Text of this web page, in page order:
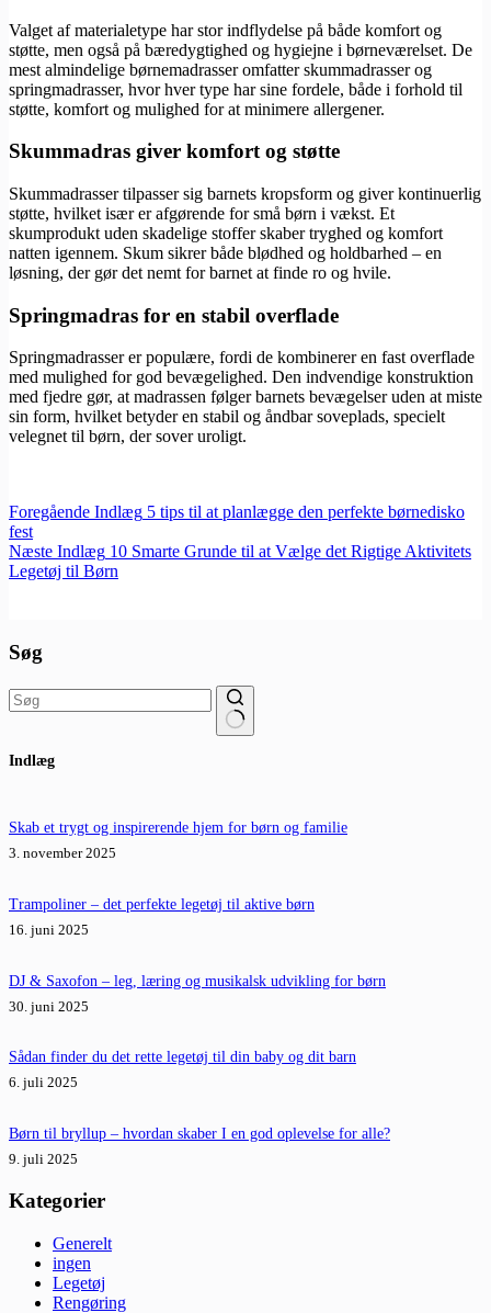
Valget af materialetype har stor indflydelse på både komfort og
støtte, men også på bæredygtighed og hygiejne i børneværelset. De
mest almindelige børnemadrasser omfatter skummadrasser og
springmadrasser, hvor hver type har sine fordele, både i forhold til
støtte, komfort og mulighed for at minimere allergener.
Skummadras giver komfort og støtte
Skummadrasser tilpasser sig barnets kropsform og giver kontinuerlig
støtte, hvilket især er afgørende for små børn i vækst. Et
skumprodukt uden skadelige stoffer skaber tryghed og komfort
natten igennem. Skum sikrer både blødhed og holdbarhed – en
løsning, der gør det nemt for barnet at finde ro og hvile.
Springmadras for en stabil overflade
Springmadrasser er populære, fordi de kombinerer en fast overflade
med mulighed for god bevægelighed. Den indvendige konstruktion
med fjedre gør, at madrassen følger barnets bevægelser uden at miste
sin form, hvilket betyder en stabil og åndbar soveplads, specielt
velegnet til børn, der sover uroligt.
Foregående Indlæg 5 tips til at planlægge den perfekte børnedisko
fest
Næste Indlæg 10 Smarte Grunde til at Vælge det Rigtige Aktivitets
Legetøj til Børn
Søg
resultater
Indlæg
Skab et trygt og inspirerende hjem for børn og familie
3. november 2025
Trampoliner – det perfekte legetøj til aktive børn
16. juni 2025
DJ & Saxofon – leg, læring og musikalsk udvikling for børn
30. juni 2025
Sådan finder du det rette legetøj til din baby og dit barn
6. juli 2025
Børn til bryllup – hvordan skaber I en god oplevelse for alle?
9. juli 2025
Kategorier
Generelt
ingen
Legetøj
Rengøring